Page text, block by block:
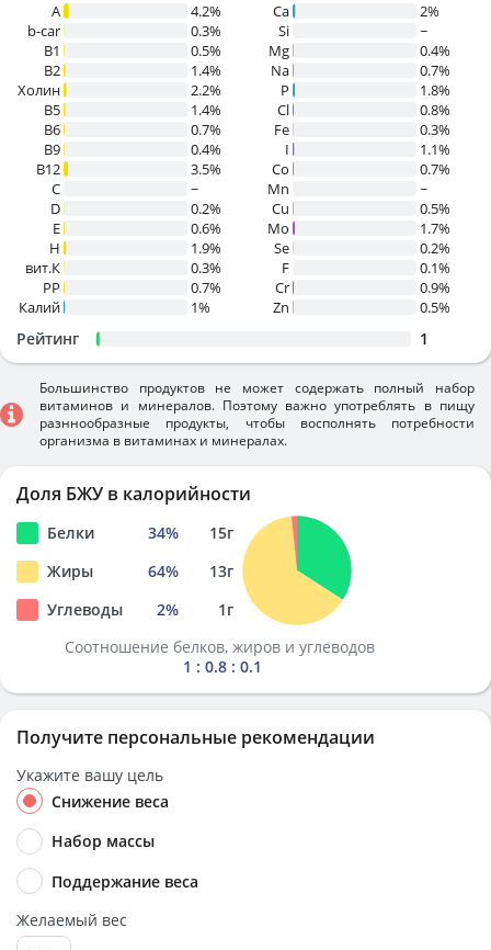
A
4.2%
b-car
0.3%
В1
0.5%
B2
1.4%
Холин
2.2%
B5
1.4%
B6
0.7%
B9
0.4%
B12
3.5%
C
~
D
0.2%
E
0.6%
H
1.9%
вит.К
0.3%
PP
0.7%
Калий
1%
Ca
2%
Si
~
Mg
0.4%
Na
0.7%
P
1.8%
Cl
0.8%
Fe
0.3%
I
1.1%
Co
0.7%
Mn
~
Cu
0.5%
Mo
1.7%
Se
0.2%
F
0.1%
Cr
0.9%
Zn
0.5%
Рейтинг 1
Большинство продуктов не может содержать полный набор
витаминов и минералов. Поэтому важно употреблять в пищу
разннообразные продукты, чтобы восполнять потребности
организма в витаминах и минералах.
Доля БЖУ в калорийности
Белки 34% 15г
Жиры
64% 13г
Углеводы
2% 1г
Соотношение белков, жиров и углеводов
1 : 0.8 : 0.1
Получите персональные рекомендации
Укажите вашу цель
Снижение веса
Набор массы
Поддержание веса
Желаемый вес